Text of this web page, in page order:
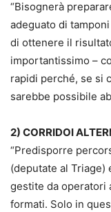
“Bisognerà
adeguato di
di ottenere il
importantissimo –
rapidi perché, se si
sarebbe possibile
2) CORRIDOI
“Predisporre
(deputate al Triage)
gestite da operatori
formati. Solo in